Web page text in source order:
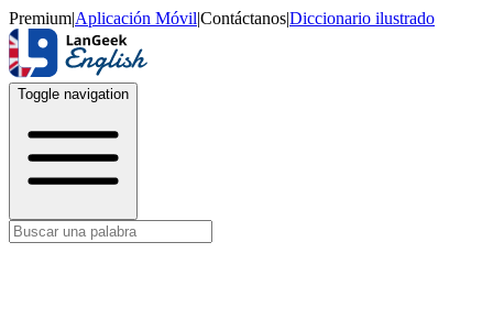
Premium|Aplicación Móvil|Contáctanos|Diccionario ilustrado
Toggle navigation